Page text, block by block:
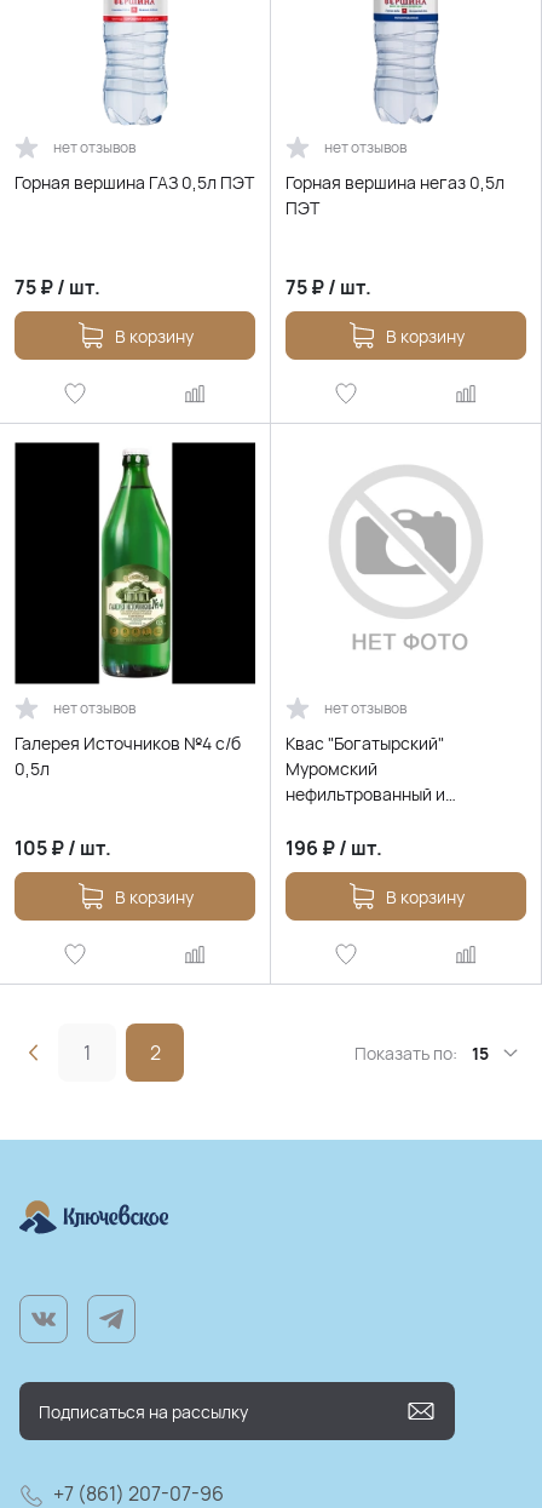
нет отзывов
Горная вершина ГАЗ 0,5л ПЭТ
75₽/ шт.
В корзину
нет отзывов
Горная вершина негаз 0,5л
ПЭТ
75₽/ шт.
В корзину
нет отзывов
Галерея Источников №4 с/б
0,5л
105₽/ шт.
В корзину
нет отзывов
Квас "Богатырский"
Муромский
нефильтрованный и
196 ₽/ шт.
В корзину
1 2 Показать по: 15
+7 (861) 207-07-96